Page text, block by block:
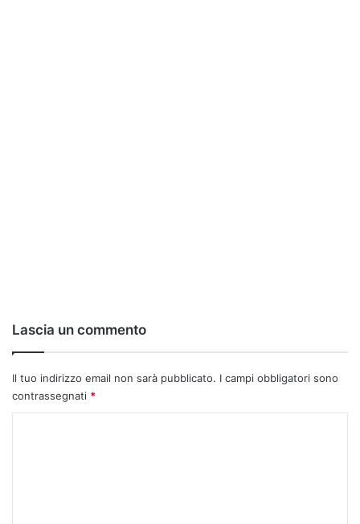
Lascia un commento
Il tuo indirizzo email non sarà pubblicato. I campi obbligatori sono
contrassegnati *